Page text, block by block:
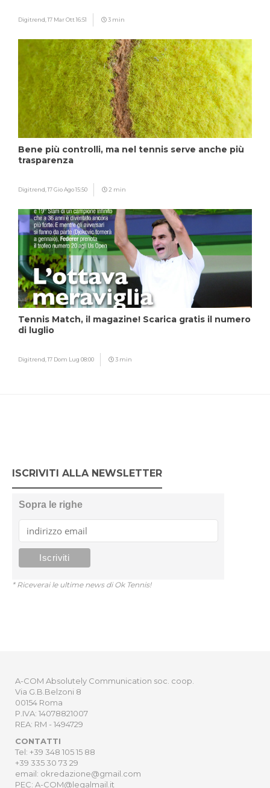
Digitrend,17 Mar Ott 16:51 3 min
Bene più controlli, ma nel tennis serve anche più
trasparenza
Digitrend,17 Gio Ago 15:50 2 min
Tennis Match, il magazine! Scarica gratis il numero
di luglio
Digitrend,17 Dom Lug 08:00 3 min
ISCRIVITI ALLA NEWSLETTER
Sopra le righe
* Riceverai le ultime news di Ok Tennis!
A-COM Absolutely Communication soc. coop.
Via G.B.Belzoni 8
00154 Roma
P.IVA: 14078821007
REA: RM - 1494729
CONTATTI
Tel: +39 348 105 15 88
+39 335 30 73 29
email: okredazione@gmail.com
PEC: A-COM@legalmail.it